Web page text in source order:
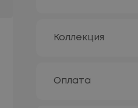
Коллекция
Оплата